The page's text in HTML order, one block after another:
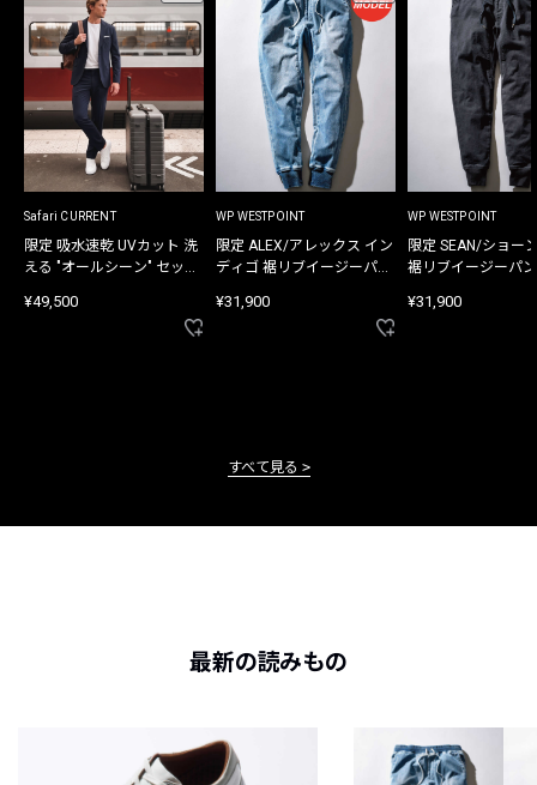
Safari CURRENT
限定 吸水速乾 UVカット 洗
える "オールシーン" セット
¥49,500
WP WESTPOINT
限定 ALEX/アレックス イン
ディゴ 裾リブイージーパン
¥31,900
WP WESTPOINT
限定 SEAN/ショー
裾リブイージーパ
¥31,900
すべて見る
最新の読みもの